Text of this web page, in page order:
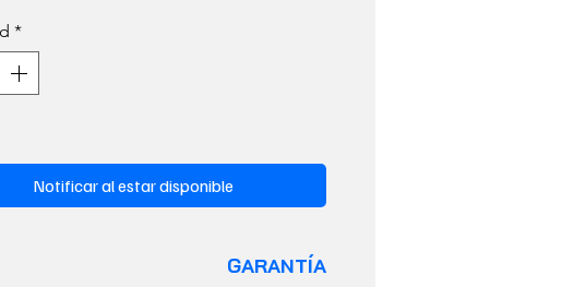
*
Notificar al estar disponible
GARANTÍA